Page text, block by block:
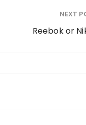
NEXT
Reebok or